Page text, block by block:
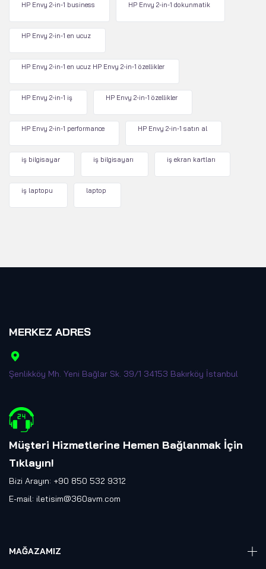
HP Envy 2-in-1 business HP Envy 2-in-1 dokunmatik
HP Envy 2-in-1 en ucuz
HP Envy 2-in-1 en ucuz HP Envy 2-in-1 özellikler
HP Envy 2-in-1 iş HP Envy 2-in-1 özellikler
HP Envy 2-in-1 performance HP Envy 2-in-1 satın al
iş bilgisayar iş bilgisayarı iş ekran kartları
iş laptopu laptop
MERKEZ ADRES
Şenlikköy Mh. Yeni Bağlar Sk. 39/1 34153 Bakırköy İstanbul
Müşteri Hizmetlerine Hemen Bağlanmak İçin
Tıklayın!
Bizi Arayın: +90 850 532 9312
E-mail: iletisim@360avm.com
MAĞAZAMIZ